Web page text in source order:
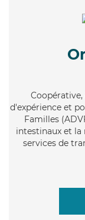
Coopérative,
d'expérience et
Familles
intestinaux et la
services de